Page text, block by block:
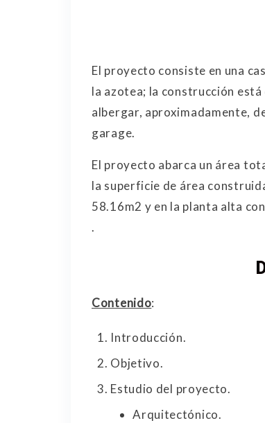
El proyecto consiste en una
la azotea; la construcción
albergar, aproximadamente,
garage.
El proyecto abarca un área
la superficie de área
58.16m2 y en la planta alta
.
Contenido:
Introducción.
Objetivo.
Estudio del proyecto.
Arquitectónico.